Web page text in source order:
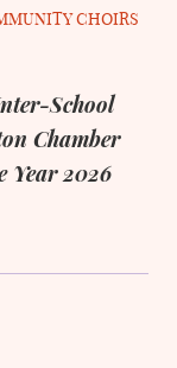
CHOIRS
School
Chamber
Year 2026